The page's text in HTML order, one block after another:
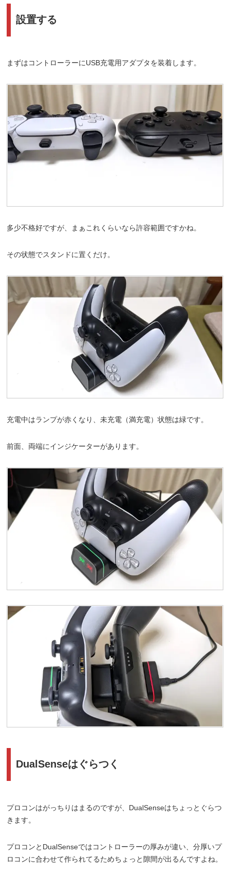
設置する
まずはコントローラーにUSB充電用アダプタを装着します。
多少不格好ですが、まぁこれくらいなら許容範囲ですかね。
その状態でスタンドに置くだけ。
充電中はランプが赤くなり、未充電（満充電）状態は緑です。
前面、両端にインジケーターがあります。
DualSenseはぐらつく
プロコンはがっちりはまるのですが、DualSenseはちょっとぐらつ
きます。
プロコンとDualSenseではコントローラーの厚みが違い、分厚いプ
ロコンに合わせて作られてるためちょっと隙間が出るんですよね。